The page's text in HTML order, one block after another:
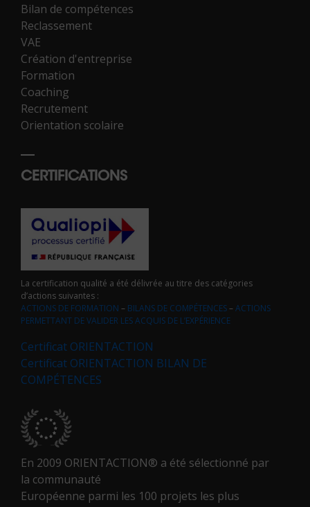
Bilan de compétences
Reclassement
VAE
Création d'entreprise
Formation
Coaching
Recrutement
Orientation scolaire
CERTIFICATIONS
La certification qualité a été délivrée au titre des catégories
d’actions suivantes :
ACTIONS DE FORMATION – BILANS DE COMPÉTENCES–ACTIONS
PERMETTANT DE VALIDER LES ACQUIS DE L’EXPÉRIENCE
Certificat ORIENTACTION
Certificat ORIENTACTION BILAN DE
COMPÉTENCES
En 2009 ORIENTACTION® a été sélectionné par
la communauté
Européenne parmi les 100 projets les plus